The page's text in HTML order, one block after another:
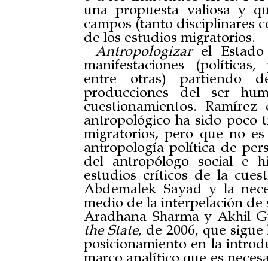
una propuesta valiosa y
campos (tanto disciplinares
de los estudios migratorios.
Antropologizarel Estado
manifestaciones (políticas,
entre otras) partiendo
producciones del ser
cuestionamientos.
antropológico ha sido poco
migratorios, pero que no
antropología política de
del antropólogo social e
estudios críticos de la
Abdemalek Sayad y la
medio de la interpelación
Aradhana Sharma y Akhil
the State, de 2006, que
posicionamiento en la